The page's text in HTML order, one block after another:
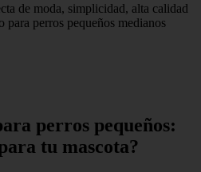
de moda, simplicidad, alta calidad
para perros pequeños medianos
perros pequeños:
tu mascota?